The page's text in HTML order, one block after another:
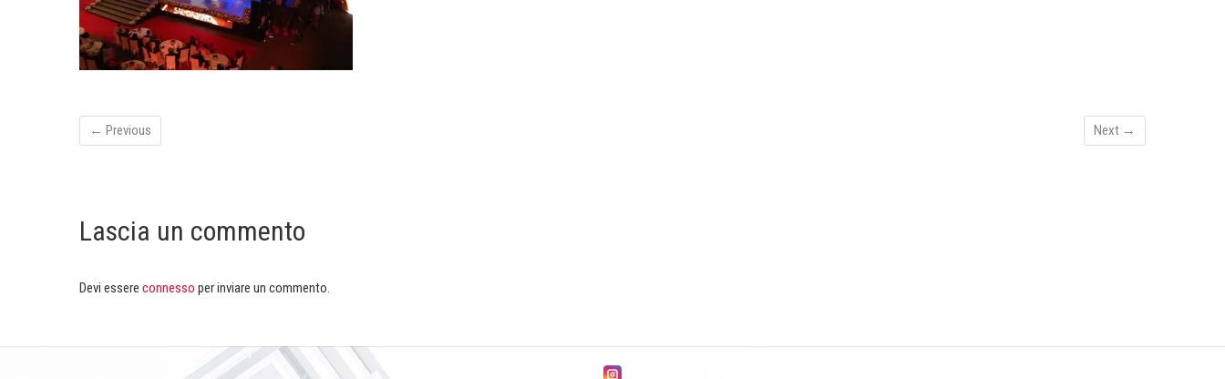
← Previous Next →
Lascia un commento
Devi essere connesso per inviare un commento.